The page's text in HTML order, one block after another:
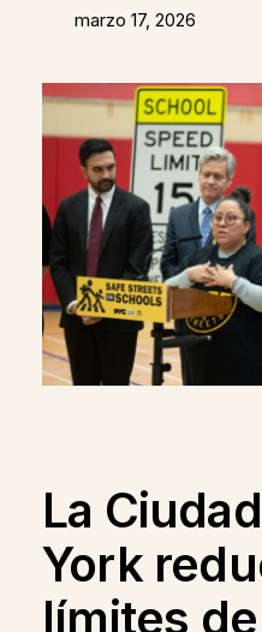
marzo 17, 2026
La
York
límites